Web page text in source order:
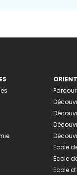
Ecole
Ecole
Ecole